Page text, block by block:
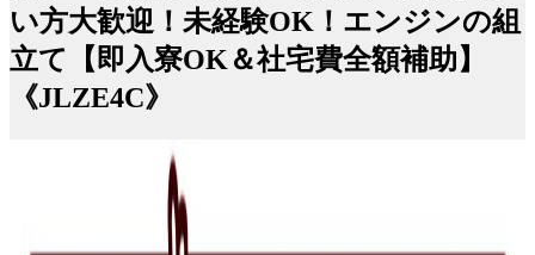
い方大歓迎！未経験OK！エンジンの組
立て【即入寮OK＆社宅費全額補助】
《JLZE4C》